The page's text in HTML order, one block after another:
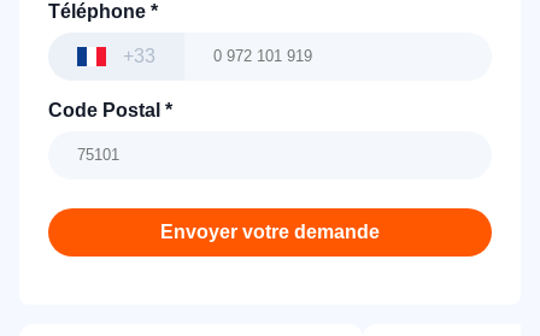
Téléphone *
+33
Code Postal *
Envoyer votre demande